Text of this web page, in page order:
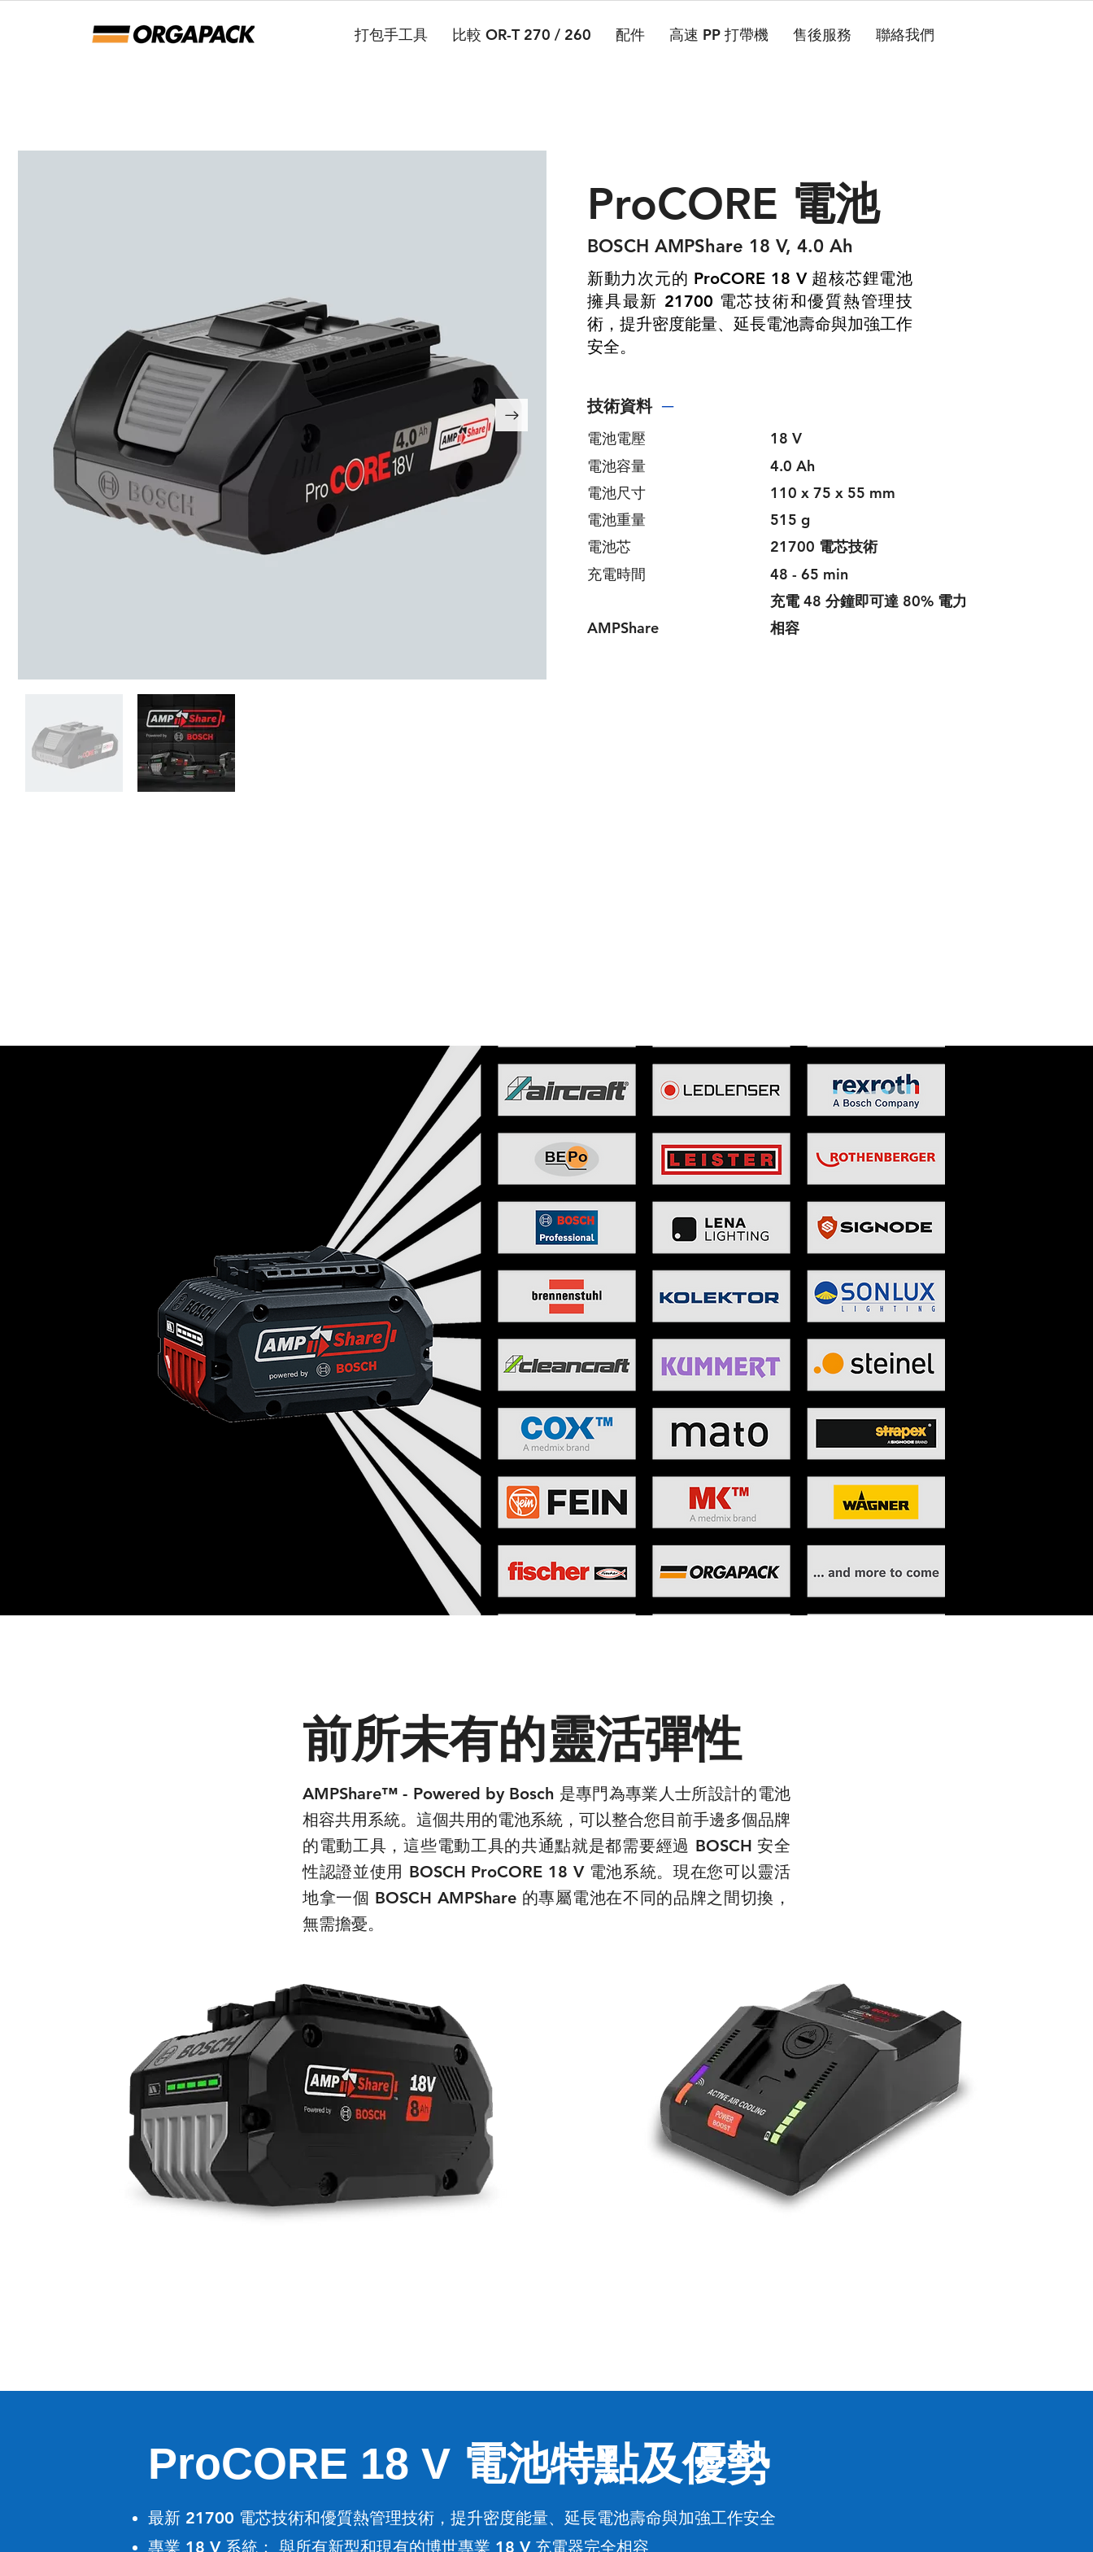
打包手工具 比較 OR-T 270 / 260 配件 高速 PP 打帶機 售後服務 聯絡我們
ProCORE 電池
BOSCH AMPShare 18 V, 4.0 Ah
新動力次元的 ProCORE 18 V 超核芯鋰電池
擁具最新 21700 電芯技術和優質熱管理技
術 ， 提升密度能量、 延長電池壽命與加強工作
安全。
技術資料 ─
電池電壓
電池容量
電池尺寸
電池重量
​電池芯
充電時間
18 V
4.0 Ah
110 x 75 x 55 mm
515 g
21700 電芯技術
48 - 65 min
充電 48 分鐘即可達 80% 電力
AMPShare
​相容
前所未有的靈活彈性
AMPShare™ - Powered by Bosch 是專門為專業人士所設計的電池
相容共用系統。 這個共用的電池系統 ， 可以整合您目前手邊多個品牌
的電動工具 ，這些電動工具的共通點就是都需要經過 BOSCH 安全
性認證並使用 BOSCH ProCORE 18 V 電池系統。現在您可以靈活
地拿一個 BOSCH AMPShare 的專屬電池在不同的品牌之間切換 ，
無需擔憂。
ProCORE 18 V 電池特點及優勢
最新 21700 電芯技術和優質熱管理技術 ， 提升密度能量、 延長電池壽命與加強工作安全
專業 18 V 系統 ： 與所有新型和現有的博世專業 18 V 充電器完全相容